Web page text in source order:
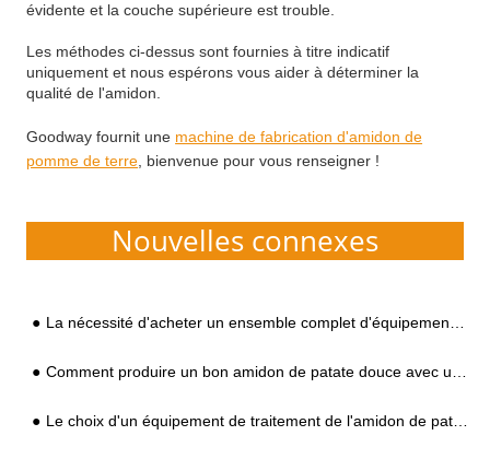
évidente et la couche supérieure est trouble.
Les méthodes ci-dessus sont fournies à titre indicatif
uniquement et nous espérons vous aider à déterminer la
qualité de l'amidon.
Goodway fournit une machine de fabrication d'amidon de
pomme de terre , bienvenue pour vous renseigner !
Nouvelles connexes
La nécessité d'acheter un ensemble complet d'équipements de production d'amidon lors de l'investissement et de la construction d'une usine
Comment produire un bon amidon de patate douce avec une machine à amidon de patate douce
Le choix d'un équipement de traitement de l'amidon de patate douce doit être basé sur ces deux points